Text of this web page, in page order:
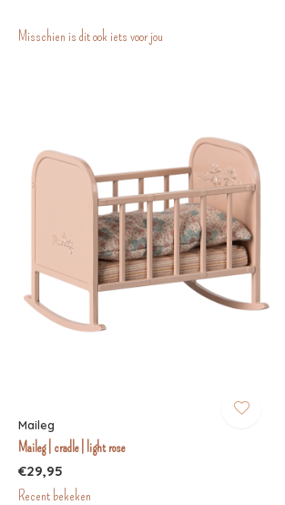
Misschien is dit ook iets voor jou
Maileg
Maileg | cradle | light rose
€29,95
Recent bekeken